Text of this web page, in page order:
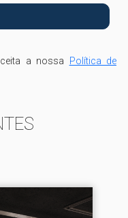
a nossa Política de